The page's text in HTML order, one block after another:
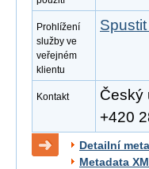
Prohlížení
služby ve
veřejném
klientu
Kontakt
Český
+420
Detailní
Metadata